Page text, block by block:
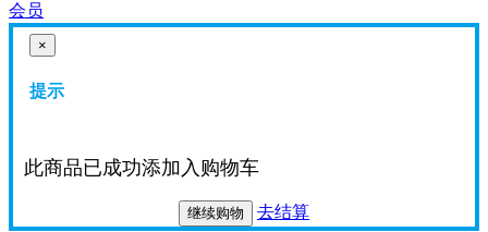
会员
×
提示
此商品已成功添加入购物车
继续购物 去结算